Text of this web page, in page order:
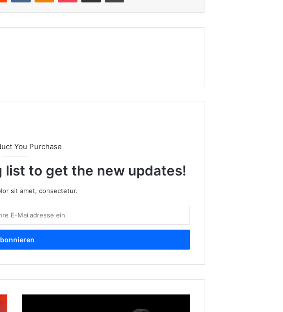
You Purchase
list to get the new updates!
sit amet, consectetur.